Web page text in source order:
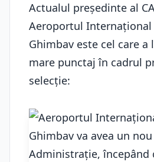
Actualul președinte al
Aeroportul Internațional
Ghimbav este cel care a
mare punctaj în cadrul
selecție: